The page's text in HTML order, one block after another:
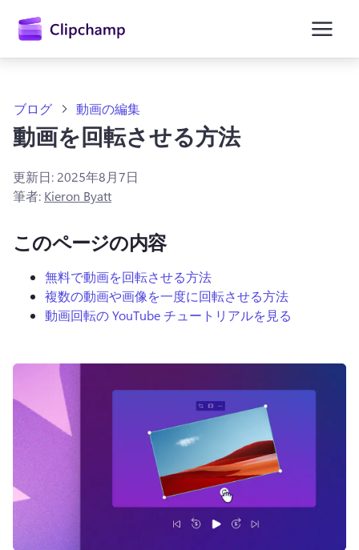
テ
ブログ 動画の編集
動画を回転させる方法
更新日: 2025年8月7日
筆者: Kieron Byatt
このページの内容
無料で動画を回転させる方法
複数の動画や画像を一度に回転させる方法
動画回転の YouTube チュートリアルを見る